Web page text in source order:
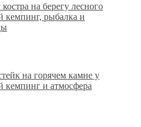
костра на берегу лесного
кемпинг, рыбалка и
на горячем камне у
кемпинг и атмосфера